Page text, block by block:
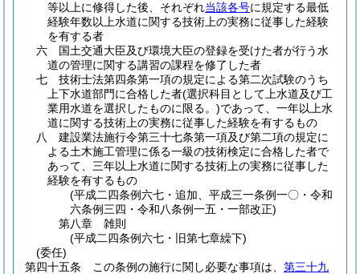
等以上に修得した後、それぞれ当該各号に規定する最低
経験年数以上水道に関する技術上の実務に従事した経験
を有する者
六
国土交通大臣及び環境大臣の登録を受けた者が行う水
道の管理に関する講習の課程を修了した者
七
技術士法第四条第一項の規定による第二次試験のうち
上下水道部門に合格した者(選択科目として上水道及び工
業用水道を選択したものに限る。)であって、一年以上水
道に関する技術上の実務に従事した経験を有するもの
八
建設業法施行令第三十七条第一項及び第二項の規定に
よる土木施工管理に係る一級の技術検定に合格した者で
あって、三年以上水道に関する技術上の実務に従事した
経験を有するもの
(平成二四条例六七・追加、平成三一条例一〇・令和
六条例三四・令和八条例一五・一部改正)
第八章
雑則
(平成二四条例六七・旧第七章繰下)
(委任)
第四十五条
この条例の施行に関し必要な事項は、 第三十九